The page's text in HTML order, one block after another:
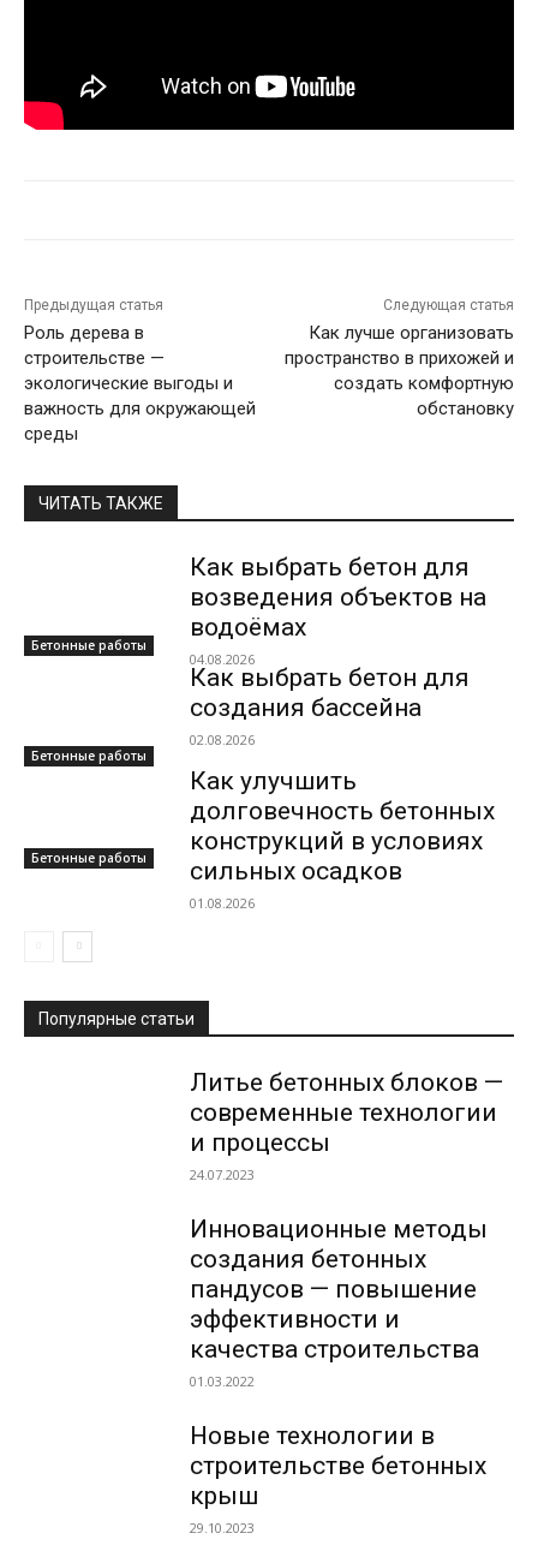
Предыдущая статья
Роль дерева в
строительстве —
экологические выгоды и
важность для окружающей
среды
Следующая статья
Как лучше организовать
пространство в прихожей и
создать комфортную
обстановку
ЧИТАТЬ ТАКЖЕ
Бетонные работы
Как выбрать бетон для
возведения объектов на
водоёмах
04.08.2026
Бетонные работы
Как выбрать бетон для
создания бассейна
02.08.2026
Бетонные работы
Как улучшить
долговечность бетонных
конструкций в условиях
сильных осадков
01.08.2026
Популярные статьи
Литье бетонных блоков —
современные технологии
и процессы
24.07.2023
Инновационные методы
создания бетонных
пандусов — повышение
эффективности и
качества строительства
01.03.2022
Новые технологии в
строительстве бетонных
крыш
29.10.2023